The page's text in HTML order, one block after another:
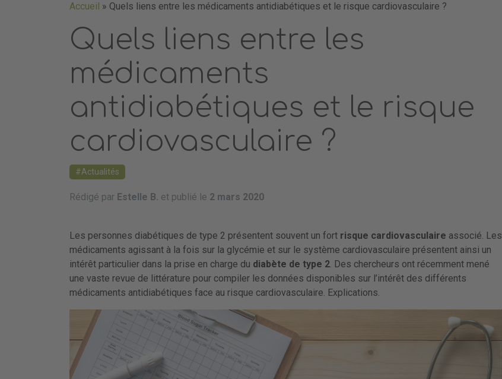
Accueil » Quels liens entre les médicaments antidiabétiques et le risque cardiovasculaire ?
Quels liens entre les
médicaments
antidiabétiques et le risque
cardiovasculaire ?
Actualités
Rédigé par Estelle B. et publié le 2 mars 2020
Les personnes diabétiques de type 2 présentent souvent un fort risque cardiovasculaire associé. Les
médicaments agissant à la fois sur la glycémie et sur le système cardiovasculaire présentent ainsi un
intérêt particulier dans la prise en charge du diabète de type 2. Des chercheurs ont récemment mené
une vaste revue de littérature pour compiler les données disponibles sur l’intérêt des différents
médicaments antidiabétiques face au risque cardiovasculaire. Explications.